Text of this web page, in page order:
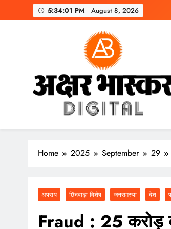
to
5:34:02 PM August 8, 2026
अक्षर भास्कर
डिजिटल
Home 2025 September 29
अपराध छिंदवाड़ा विशेष जनसमस्या देश
Fraud : 25 करोड़